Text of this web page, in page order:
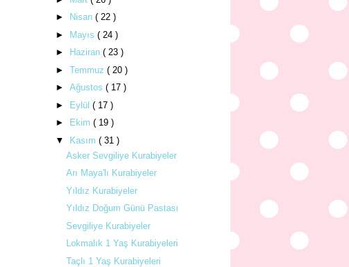
►
Nisan ( 22 )
► Mayıs ( 24 )
►
Haziran ( 23 )
► Temmuz ( 20 )
► Ağustos ( 17 )
► Eylül ( 17 )
►
Ekim ( 19 )
▼ Kasım ( 31 )
Asker Sevgiliye Kurabiyeler
Arı Maya'lı Kurabiyeler
Yıldız Kurabiyeler
Yıldız Doğum Günü Pastası
Sevgiliye Kurabiyeler
Lokmalık 1 Yaş Kurabiyeleri
Taçlı 1 Yaş Kurabiyeleri